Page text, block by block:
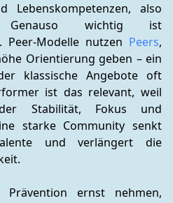
. Peer-Modelle nutzen Peers,
Orientierung geben – ein
klassische Angebote oft
ist das relevant, weil
Stabilität, Fokus und
starke Community senkt
und verlängert die
Prävention ernst nehmen,